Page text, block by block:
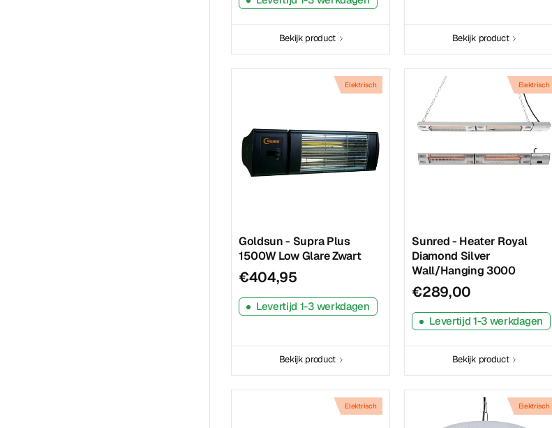
Bekijk product Bekijk product
Elektrisch
Goldsun - Supra Plus
1500W Low Glare Zwart
€404,95
Levertijd 1-3 werkdagen
Bekijk product
Elektrisch
Sunred - Heater Royal
Diamond Silver
Wall/Hanging 3000
€289,00
Levertijd 1-3 werkdagen
Bekijk product
Elektrisch Elektrisch